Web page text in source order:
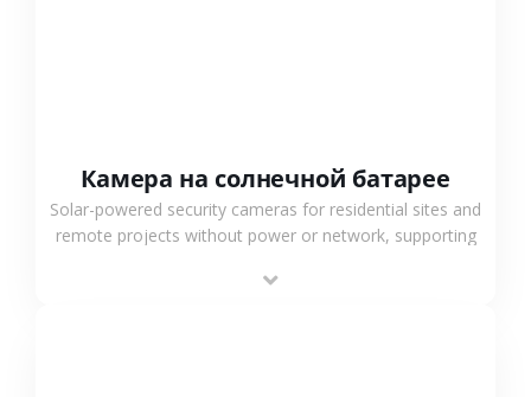
Камера на солнечной батарее
Solar-powered security cameras for residential sites and
remote projects without power or network, supporting
outdoor monitoring.